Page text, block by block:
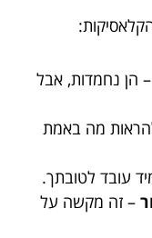
– הן נחמדות, אבל
מה באמת
עובד לטובתך.
– זה מקשה על